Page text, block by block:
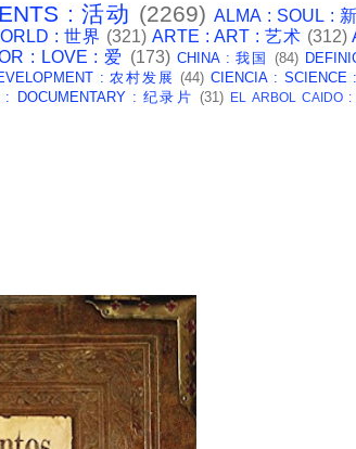
: 活动 (2269) ALMA : SOUL :
: 世界 (321) ARTE : ART : 艺术 (312)
: LOVE : 爱 (173) CHINA : 我国 (84)
: 农村发展 (44) CIENCIA : SCIENCE
: DOCUMENTARY : 纪录片 (31) EL ARBOL CAIDO